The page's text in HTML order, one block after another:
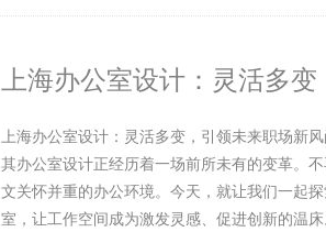
上海办公室设计：灵活多
上海办公室设计：灵活多变，引领未来职场新
其办公室设计正经历着一场前所未有的变革。
文关怀并重的办公环境。今天，就让我们一起
室，让工作空间成为激发灵感、促进创新的温床